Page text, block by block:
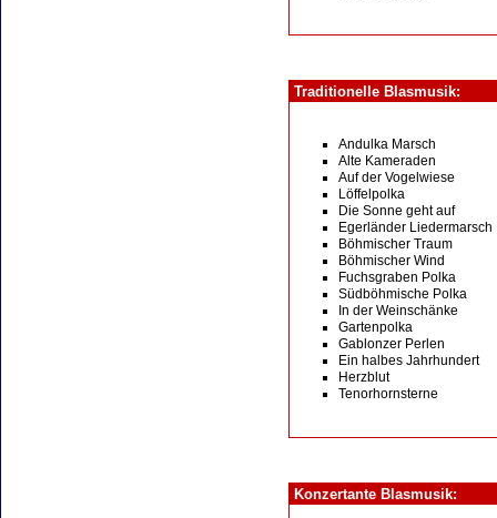
Traditionelle Blasmusik:
Andulka Marsch
Alte Kameraden
Auf der Vogelwiese
Löffelpolka
Die Sonne geht auf
Egerländer Liedermarsch
Böhmischer Traum
Böhmischer Wind
Fuchsgraben Polka
Südböhmische Polka
In der Weinschänke
Gartenpolka
Gablonzer Perlen
Ein halbes Jahrhundert
Herzblut
Tenorhornsterne
Konzertante Blasmusik: